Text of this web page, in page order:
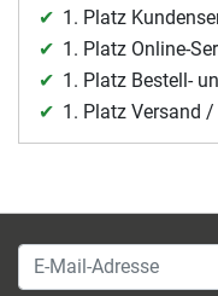
1. Platz
1. Platz Online-
1. Platz Bestell-
1. Platz Versand
E-Mail-Adresse